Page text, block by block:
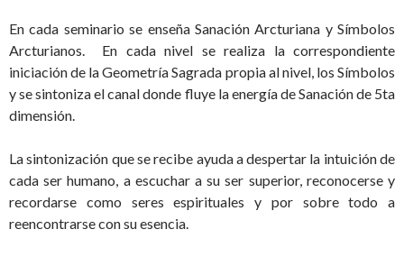
En cada seminario se enseña Sanación Arcturiana y Símbolos
Arcturianos. En cada nivel se realiza la correspondiente
iniciación de la Geometría Sagrada propia al nivel, los Símbolos
y se sintoniza el canal donde fluye la energía de Sanación de 5ta
dimensión.
La sintonización que se recibe ayuda a despertar la intuición de
cada ser humano, a escuchar a su ser superior, reconocerse y
recordarse como seres espirituales y por sobre todo a
reencontrarse con su esencia.